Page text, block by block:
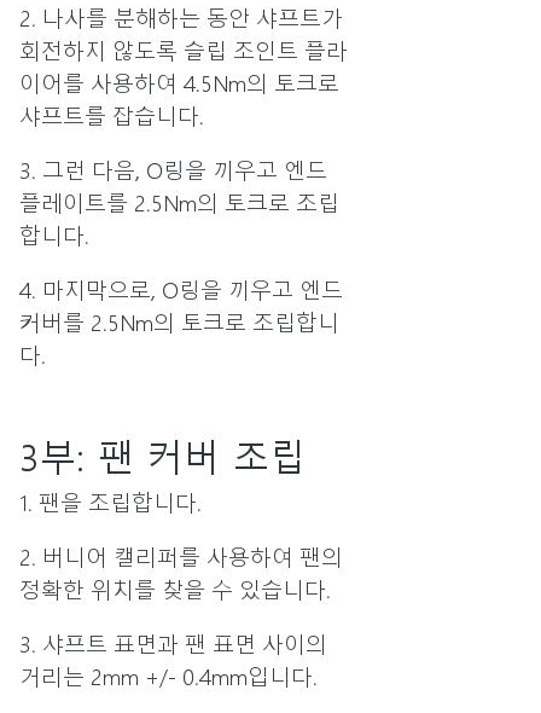
2. 나사를 분해하는 동안 샤프트가
회전하지 않도록 슬립 조인트 플라
이어를 사용하여 4.5Nm의 토크로
샤프트를 잡습니다.
3. 그런 다음, O링을 끼우고 엔드
플레이트를 2.5Nm의 토크로 조립
합니다.
4. 마지막으로, O링을 끼우고 엔드
커버를 2.5Nm의 토크로 조립합니
다.
3부: 팬 커버 조립
1. 팬을 조립합니다.
2. 버니어 캘리퍼를 사용하여 팬의
정확한 위치를 찾을 수 있습니다.
3. 샤프트 표면과 팬 표면 사이의
거리는 2mm +/- 0.4mm입니다.